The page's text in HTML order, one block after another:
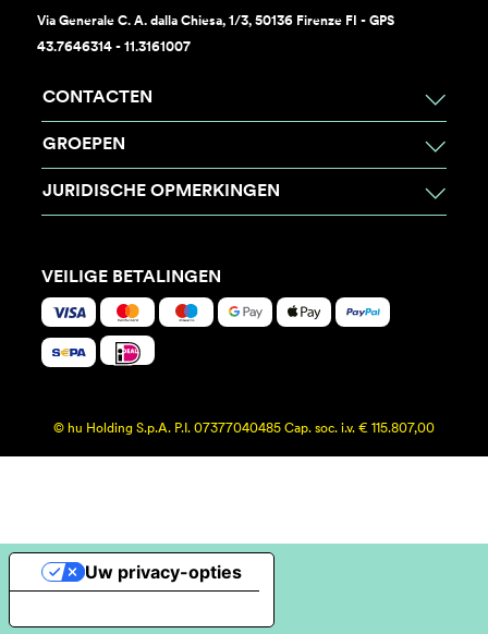
Via Generale C. A. dalla Chiesa, 1/3, 50136 Firenze FI - GPS
43.7646314 - 11.3161007
CONTACTEN
GROEPEN
JURIDISCHE OPMERKINGEN
VEILIGE BETALINGEN
© hu Holding S.p.A. P.I. 07377040485 Cap. soc. i.v. € 115.807,00
Uw privacy-opties